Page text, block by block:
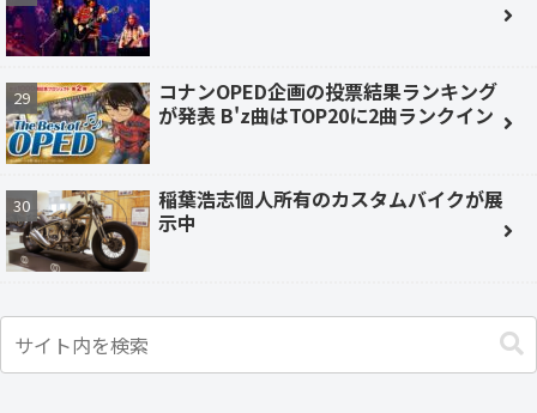
コナンOPED企画の投票結果ランキング
が発表 B'z曲はTOP20に2曲ランクイン
稲葉浩志個人所有のカスタムバイクが展
示中